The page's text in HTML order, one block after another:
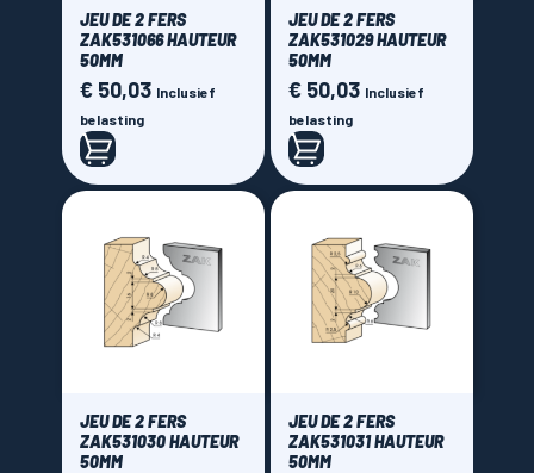
JEU DE 2 FERS
ZAK531066 HAUTEUR
50MM
Prijs
€ 50,03 Inclusief
belasting
JEU DE 2 FERS
ZAK531029 HAUTEUR
50MM
Prijs
€ 50,03 Inclusief
belasting
JEU DE 2 FERS
ZAK531030 HAUTEUR
50MM
JEU DE 2 FERS
ZAK531031 HAUTEUR
50MM